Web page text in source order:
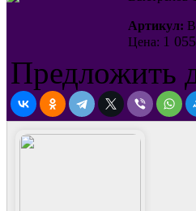
Артикул:
Цена: 1
Предложить